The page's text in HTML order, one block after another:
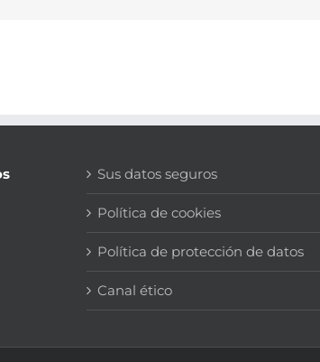
Sus datos seguros
Política de cookies
Política de protección de datos
Canal ético